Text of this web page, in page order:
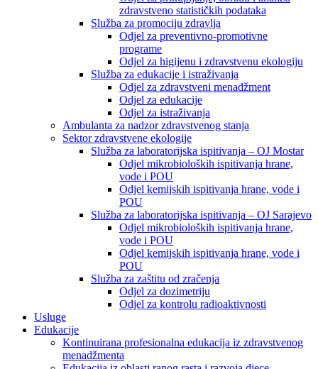
zdravstveno statističkih podataka
Služba za promociju zdravlja
Odjel za preventivno-promotivne
programe
Odjel za higijenu i zdravstvenu ekologiju
Služba za edukacije i istraživanja
Odjel za zdravstveni menadžment
Odjel za edukacije
Odjel za istraživanja
Ambulanta za nadzor zdravstvenog stanja
Sektor zdravstvene ekologije
Služba za laboratorijska ispitivanja – OJ Mostar
Odjel mikrobioloških ispitivanja hrane,
vode i POU
Odjel kemijskih ispitivanja hrane, vode i
POU
Služba za laboratorijska ispitivanja – OJ Sarajevo
Odjel mikrobioloških ispitivanja hrane,
vode i POU
Odjel kemijskih ispitivanja hrane, vode i
POU
Služba za zaštitu od zračenja
Odjel za dozimetriju
Odjel za kontrolu radioaktivnosti
Usluge
Edukacije
Kontinuirana profesionalna edukacija iz zdravstvenog
menadžmenta